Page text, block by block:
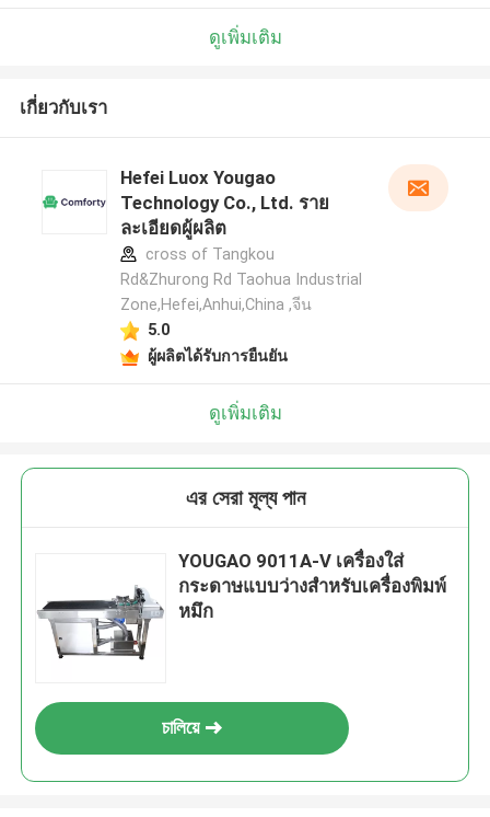
ดูเพิ่มเติม
เกี่ยวกับเรา
Hefei Luox Yougao
Technology Co., Ltd. ราย
ละเอียดผู้ผลิต
cross of Tangkou
Rd&Zhurong Rd Taohua Industrial
Zone,Hefei,Anhui,China ,จีน
5.0
ผู้ผลิตได้รับการยืนยัน
ดูเพิ่มเติม
এর সেরা মূল্য পান
YOUGAO 9011A-V เครื่องใส่
กระดาษแบบว่างสําหรับเครื่องพิมพ์
หมึก
চালিয়ে